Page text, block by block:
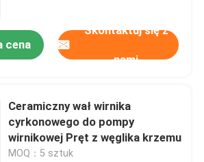
cena
Skontaktuj się z
nami
Ceramiczny wał wirnika
cyrkonowego do pompy
wirnikowej Pręt z węglika krzemu
MOQ：5 sztuk